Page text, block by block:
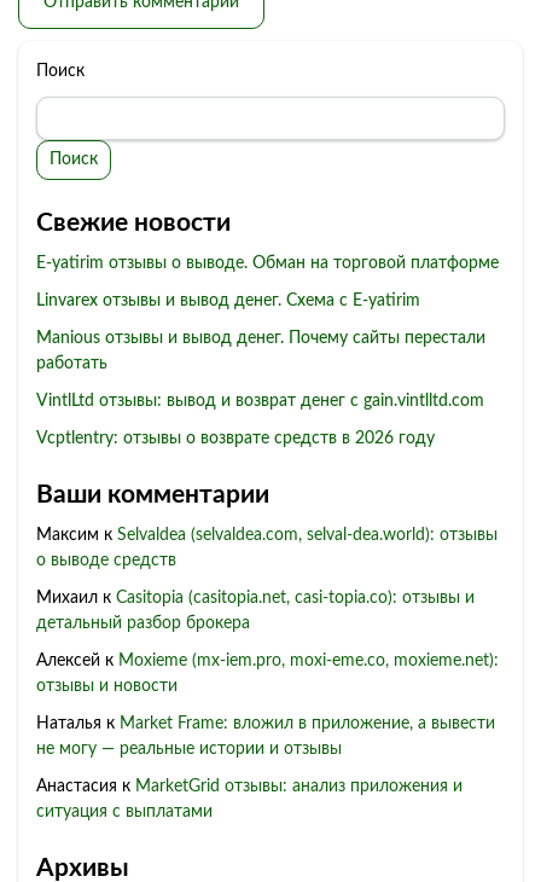
Поиск
Поиск
Свежие новости
E-yatirim отзывы о выводе. Обман на торговой платформе
Linvarex отзывы и вывод денег. Схема с E-yatirim
Manious отзывы и вывод денег. Почему сайты перестали
работать
VintlLtd отзывы: вывод и возврат денег с gain.vintlltd.com
Vcptlentry: отзывы о возврате средств в 2026 году
Ваши комментарии
Максим к Selvaldea (selvaldea.com, selval-dea.world): отзывы
о выводе средств
Михаил к Casitopia (casitopia.net, casi-topia.co): отзывы и
детальный разбор брокера
Алексей к Moxieme (mx-iem.pro, moxi-eme.co, moxieme.net):
отзывы и новости
Наталья к Market Frame: вложил в приложение, а вывести
не могу — реальные истории и отзывы
Анастасия к MarketGrid отзывы: анализ приложения и
ситуация с выплатами
Архивы